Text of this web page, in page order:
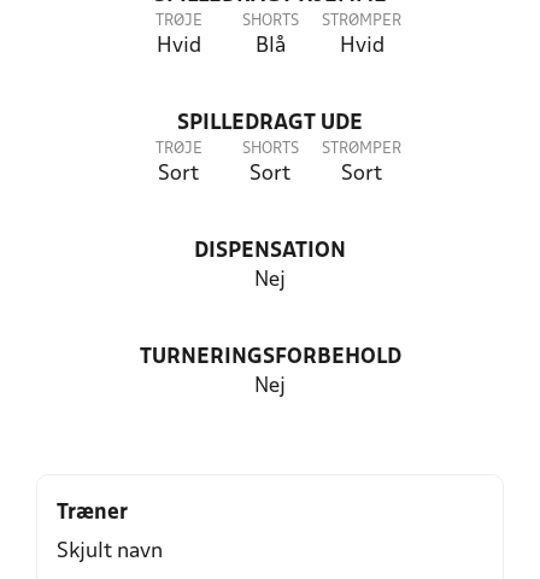
TRØJE
Hvid
SHORTS
Blå
STRØMPER
Hvid
SPILLEDRAGT UDE
TRØJE
Sort
SHORTS
Sort
STRØMPER
Sort
DISPENSATION
Nej
TURNERINGSFORBEHOLD
Nej
Træner
Skjult navn